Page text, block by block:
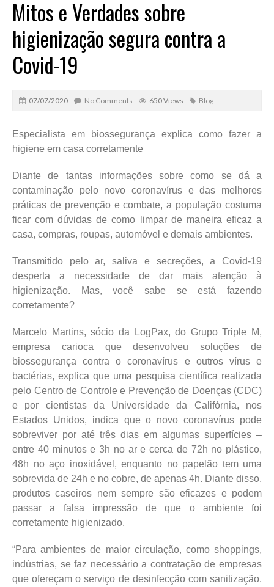
Mitos e Verdades sobre
higienização segura contra a
Covid-19
07/07/2020 No Comments 650 Views Blog
Especialista em biossegurança explica como fazer a
higiene em casa corretamente
Diante de tantas informações sobre como se dá a
contaminação pelo novo coronavírus e das melhores
práticas de prevenção e combate, a população costuma
ficar com dúvidas de como limpar de maneira eficaz a
casa, compras, roupas, automóvel e demais ambientes.
Transmitido pelo ar, saliva e secreções, a Covid-19
desperta a necessidade de dar mais atenção à
higienização. Mas, você sabe se está fazendo
corretamente?
Marcelo Martins, sócio da LogPax, do Grupo Triple M,
empresa carioca que desenvolveu soluções de
biossegurança contra o coronavírus e outros vírus e
bactérias, explica que uma pesquisa científica realizada
pelo Centro de Controle e Prevenção de Doenças (CDC)
e por cientistas da Universidade da Califórnia, nos
Estados Unidos, indica que o novo coronavírus pode
sobreviver por até três dias em algumas superfícies –
entre 40 minutos e 3h no ar e cerca de 72h no plástico,
48h no aço inoxidável, enquanto no papelão tem uma
sobrevida de 24h e no cobre, de apenas 4h. Diante disso,
produtos caseiros nem sempre são eficazes e podem
passar a falsa impressão de que o ambiente foi
corretamente higienizado.
“Para ambientes de maior circulação, como shoppings,
indústrias, se faz necessário a contratação de empresas
que ofereçam o serviço de desinfecção com sanitização,